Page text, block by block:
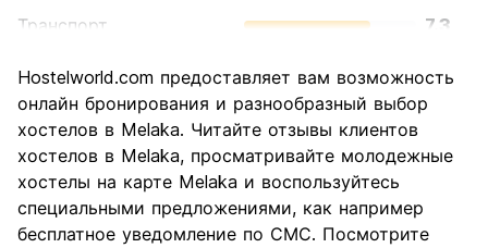
Транспорт
7.3
достопримечательностей
8.5
Культура
Ночная жизнь
6.5
Соотношение цены и
качества
Hostelworld.com предоставляет вам возможность
онлайн бронирования и разнообразный выбор
хостелов в Melaka. Читайте отзывы клиентов
хостелов в Melaka, просматривайте молодежные
хостелы на карте Melaka и воспользуйтесь
специальными предложениями, как например
бесплатное уведомление по СМС. Посмотрите